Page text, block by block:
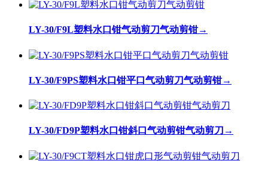
LY-30/F9L塑料水口钳气动剪刀气动剪钳→
LY-30/F9PS塑料水口钳平口气动剪刀气动剪钳→
LY-30/FD9P塑料水口钳斜口气动剪钳气动剪刀 →